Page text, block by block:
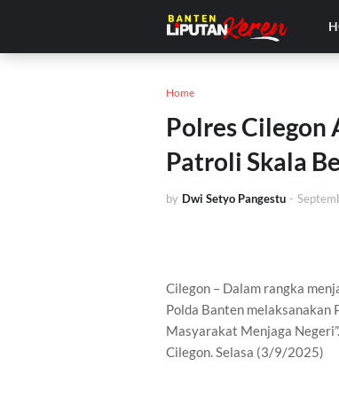
Home
Polres Cilegon
Patroli Skala
by Dwi Setyo Pangestu -
Cilegon – Dalam rangka
Polda Banten melaksanakan
Masyarakat Menjaga
Cilegon. Selasa (3/9/2025)